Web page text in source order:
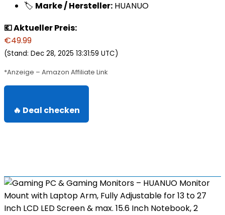
🏷️ Marke / Hersteller: HUANUO
💶 Aktueller Preis:
€49.99
(Stand: Dec 28, 2025 13:31:59 UTC)
*Anzeige – Amazon Affiliate Link
🔥 Deal checken